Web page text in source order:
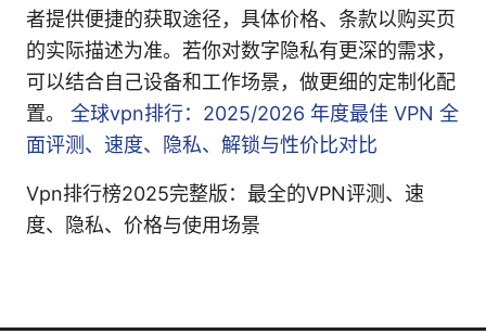
者提供便捷的获取途径，具体价格、条款以购买页
的实际描述为准。若你对数字隐私有更深的需求，
可以结合自己设备和工作场景，做更细的定制化配
置。 全球vpn排行：2025/2026 年度最佳 VPN 全
面评测、速度、隐私、解锁与性价比对比
Vpn排行榜2025完整版：最全的VPN评测、速
度、隐私、价格与使用场景